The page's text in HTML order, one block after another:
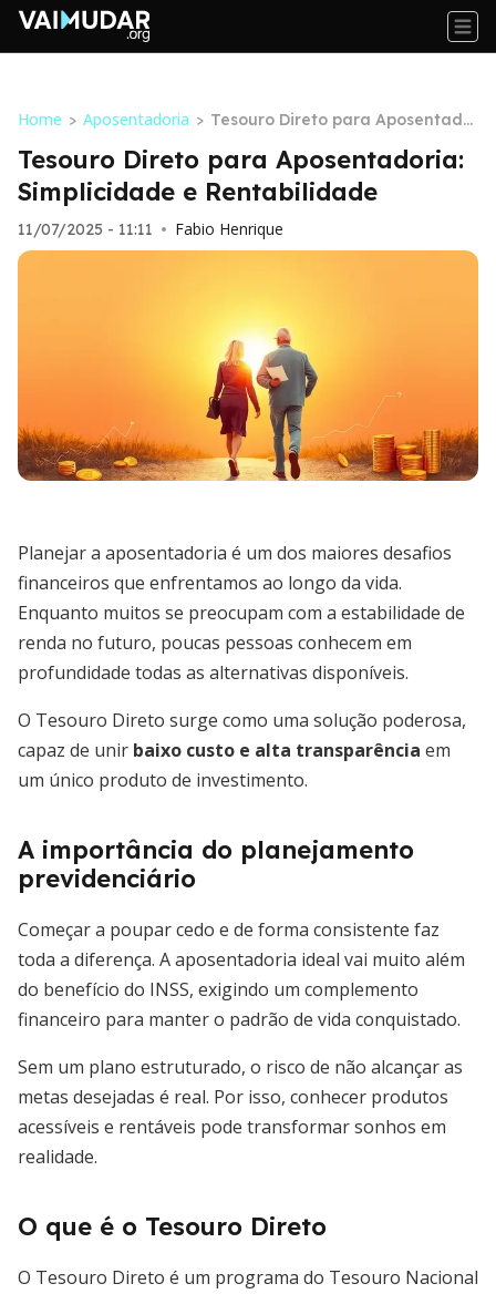
Home > Aposentadoria > Tesouro Direto para Aposentado
ria: Simplicidade e Rentabilidad
e
Tesouro Direto para Aposentadoria:
Simplicidade e Rentabilidade
11/07/2025 - 11:11 • Fabio Henrique
Planejar a aposentadoria é um dos maiores desafios
financeiros que enfrentamos ao longo da vida.
Enquanto muitos se preocupam com a estabilidade de
renda no futuro, poucas pessoas conhecem em
profundidade todas as alternativas disponíveis.
O Tesouro Direto surge como uma solução poderosa,
capaz de unir baixo custo e alta transparência em
um único produto de investimento.
A importância do planejamento
previdenciário
Começar a poupar cedo e de forma consistente faz
toda a diferença. A aposentadoria ideal vai muito além
do benefício do INSS, exigindo um complemento
financeiro para manter o padrão de vida conquistado.
Sem um plano estruturado, o risco de não alcançar as
metas desejadas é real. Por isso, conhecer produtos
acessíveis e rentáveis pode transformar sonhos em
realidade.
O que é o Tesouro Direto
O Tesouro Direto é um programa do Tesouro Nacional